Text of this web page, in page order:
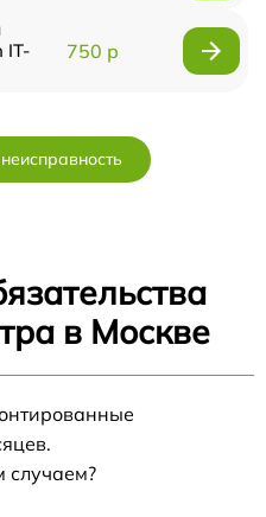
IT-
750 р
в Москве
случаем?